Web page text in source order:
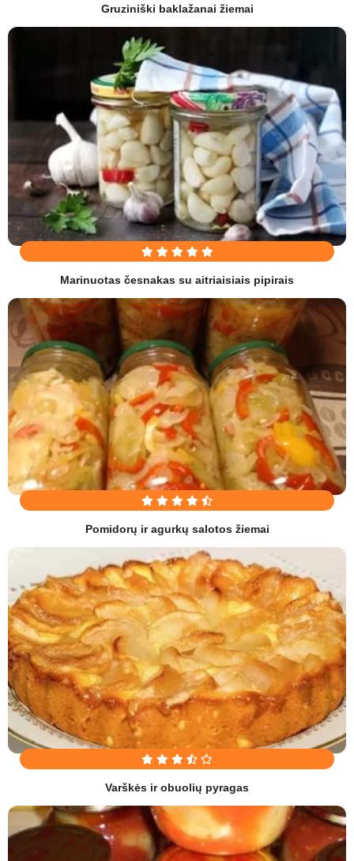
Gruziniški baklažanai žiemai
Marinuotas česnakas su aitriaisiais pipirais
Pomidorų ir agurkų salotos žiemai
Varškės ir obuolių pyragas